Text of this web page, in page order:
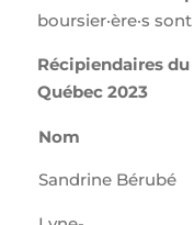
boursier·ère·s
Récipiendaires
Québec 2023
Nom
Sandrine Bérubé